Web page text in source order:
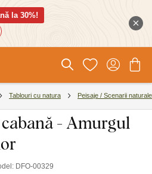
la 30%!
Tablouri cu natura Peisaje / Scenarii naturale
- Amurgul
DFO-00329